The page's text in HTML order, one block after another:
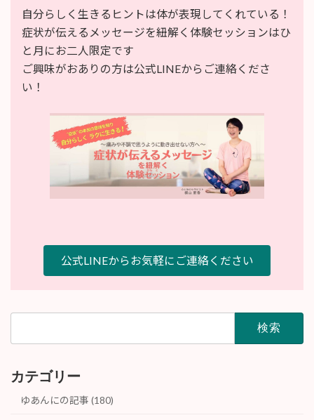
自分らしく生きるヒントは体が表現してくれている！
症状が伝えるメッセージを紐解く体験セッションはひ
と月にお二人限定です
ご興味がおありの方は公式LINEからご連絡くださ
い！
公式LINEからお気軽にご連絡ください
カテゴリー
ゆあんにの記事 (180)